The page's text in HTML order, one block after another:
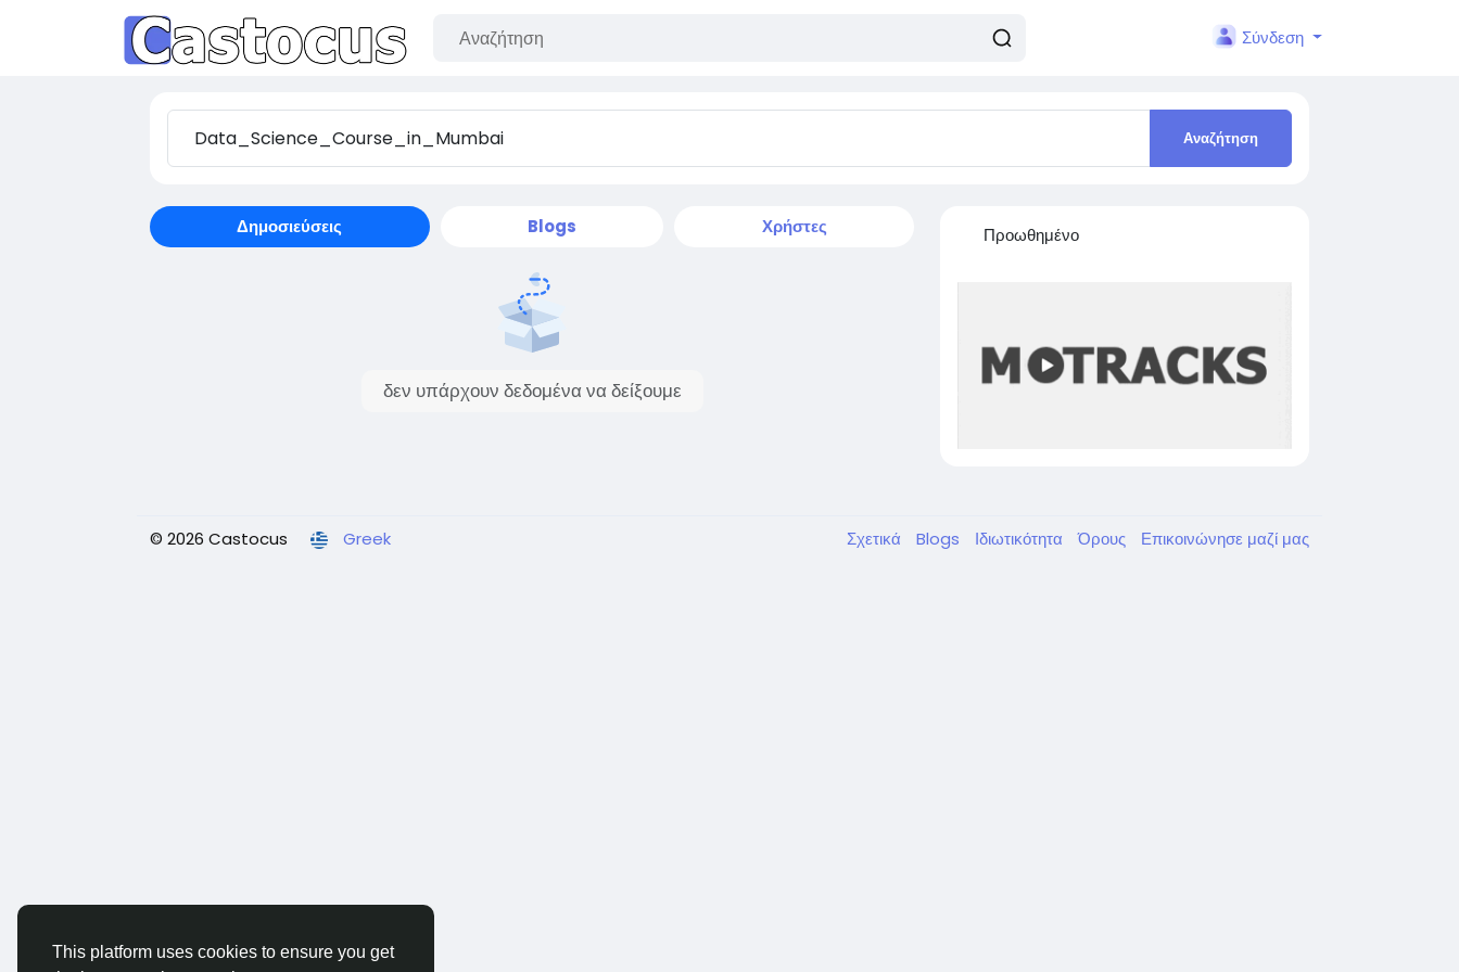
This platform uses cookies to ensure you get
Σύνδεση
Αναζήτηση
Δημοσιεύσεις Blogs Χρήστες
δεν υπάρχουν δεδομένα να δείξουμε
Προωθημένο
© 2026 Castocus Greek Σχετικά Blogs Ιδιωτικότητα Όρους Επικοινώνησε μαζί μας